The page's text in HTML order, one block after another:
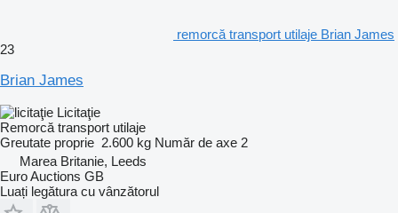
remorcă transport utilaje Brian James
23
Brian James
Licitaţie
Remorcă transport utilaje
Greutate proprie 2.600 kg Număr de axe 2
Marea Britanie, Leeds
Euro Auctions GB
Luați legătura cu vânzătorul